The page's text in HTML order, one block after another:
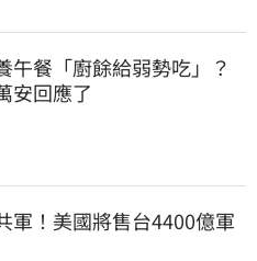
午餐「廚餘給弱勢吃」？
安回應了
軍！美國將售台4400億軍